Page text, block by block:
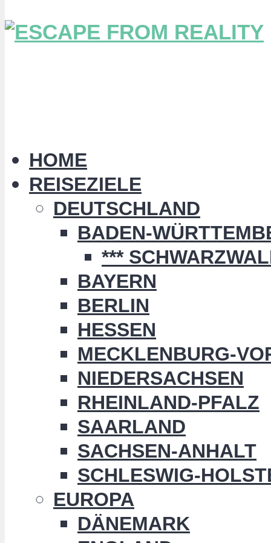
HOME
REISEZIELE
DEUTSCHLAND
BADEN-
***
BAYERN
BERLIN
HESSEN
MECKLENBURG-
NIEDERSACHSEN
RHEINLAND-PFALZ
SAARLAND
SACHSEN-ANHALT
SCHLESWIG-
EUROPA
DÄNEMARK